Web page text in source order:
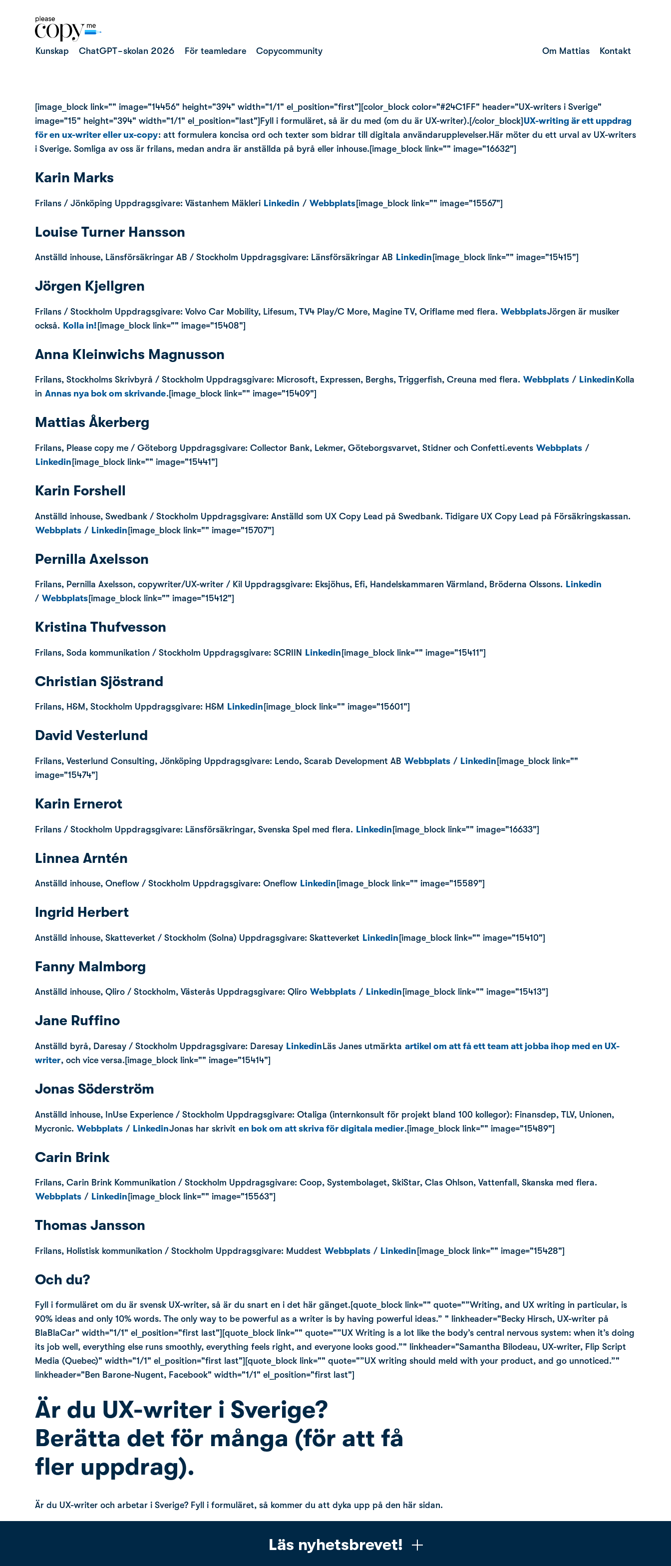
Kunskap ChatGPT-skolan 2026 För teamledare Copycommunity Om Mattias Kontakt
[image_block link="" image="14456" height="394" width="1/1" el_position="first"][color_block color="#24C1FF" header="UX-writers i Sverige"
image="15" height="394" width="1/1" el_position="last"]Fyll i formuläret, så är du med (om du är UX-writer).[/color_block] UX-writing är ett uppdrag
för en ux-writer eller ux-copy: att formulera koncisa ord och texter som bidrar till digitala användarupplevelser.Här möter du ett urval av UX-writers
i Sverige. Somliga av oss är frilans, medan andra är anställda på byrå eller inhouse.[image_block link="" image="16632"]
Karin Marks
Frilans / Jönköping Uppdragsgivare: Västanhem Mäkleri Linkedin / Webbplats[image_block link="" image="15567"]
Louise Turner Hansson
Anställd inhouse, Länsförsäkringar AB / Stockholm Uppdragsgivare: Länsförsäkringar AB Linkedin [image_block link="" image="15415"]
Jörgen Kjellgren
Frilans / Stockholm Uppdragsgivare: Volvo Car Mobility, Lifesum, TV4 Play/C More, Magine TV, Oriflame med flera. WebbplatsJörgen är musiker
också. Kolla in![image_block link="" image="15408"]
Anna Kleinwichs Magnusson
Frilans, Stockholms Skrivbyrå / Stockholm Uppdragsgivare: Microsoft, Expressen, Berghs, Triggerfish, Creuna med flera. Webbplats / Linkedin Kolla
in Annas nya bok om skrivande.[image_block link="" image="15409"]
Mattias Åkerberg
Frilans, Please copy me / Göteborg Uppdragsgivare: Collector Bank, Lekmer, Göteborgsvarvet, Stidner och Confetti.events Webbplats /
Linkedin[image_block link="" image="15441"]
Karin Forshell
Anställd inhouse, Swedbank / Stockholm Uppdragsgivare: Anställd som UX Copy Lead på Swedbank. Tidigare UX Copy Lead på Försäkringskassan.
Webbplats / Linkedin[image_block link="" image="15707"]
Pernilla Axelsson
Frilans, Pernilla Axelsson, copywriter/UX-writer / Kil Uppdragsgivare: Eksjöhus, Efi, Handelskammaren Värmland, Bröderna Olssons. Linkedin
/ Webbplats [image_block link="" image="15412"]
Kristina Thufvesson
Frilans, Soda kommunikation / Stockholm Uppdragsgivare: SCRIIN Linkedin[image_block link="" image="15411"]
Christian Sjöstrand
Frilans, H&M, Stockholm Uppdragsgivare: H&M Linkedin [image_block link="" image="15601"]
David Vesterlund
Frilans, Vesterlund Consulting, Jönköping Uppdragsgivare: Lendo, Scarab Development AB Webbplats / Linkedin[image_block link=""
image="15474"]
Karin Ernerot
Frilans / Stockholm Uppdragsgivare: Länsförsäkringar, Svenska Spel med flera. Linkedin[image_block link="" image="16633"]
Linnea Arntén
Anställd inhouse, Oneflow / Stockholm Uppdragsgivare: Oneflow Linkedin [image_block link="" image="15589"]
Ingrid Herbert
Anställd inhouse, Skatteverket / Stockholm (Solna) Uppdragsgivare: Skatteverket Linkedin[image_block link="" image="15410"]
Fanny Malmborg
Anställd inhouse, Qliro / Stockholm, Västerås Uppdragsgivare: Qliro Webbplats / Linkedin [image_block link="" image="15413"]
Jane Ruffino
Anställd byrå, Daresay / Stockholm Uppdragsgivare: Daresay LinkedinLäs Janes utmärkta artikel om att få ett team att jobba ihop med en UX-
writer, och vice versa.[image_block link="" image="15414"]
Jonas Söderström
Anställd inhouse, InUse Experience / Stockholm Uppdragsgivare: Otaliga (internkonsult för projekt bland 100 kollegor): Finansdep, TLV, Unionen,
Mycronic. Webbplats / LinkedinJonas har skrivit en bok om att skriva för digitala medier.[image_block link="" image="15489"]
Carin Brink
Frilans, Carin Brink Kommunikation / Stockholm Uppdragsgivare: Coop, Systembolaget, SkiStar, Clas Ohlson, Vattenfall, Skanska med flera.
Webbplats / Linkedin [image_block link="" image="15563"]
Thomas Jansson
Frilans, Holistisk kommunikation / Stockholm Uppdragsgivare: Muddest Webbplats / Linkedin[image_block link="" image="15428"]
Och du?
Fyll i formuläret om du är svensk UX-writer, så är du snart en i det här gänget.[quote_block link="" quote="”Writing, and UX writing in particular, is
90% ideas and only 10% words. The only way to be powerful as a writer is by having powerful ideas.” " linkheader="Becky Hirsch, UX-writer på
BlaBlaCar" width="1/1" el_position="first last"][quote_block link="" quote="”UX Writing is a lot like the body’s central nervous system: when it’s doing
its job well, everything else runs smoothly, everything feels right, and everyone looks good.”" linkheader="Samantha Bilodeau, UX-writer, Flip Script
Media (Quebec)" width="1/1" el_position="first last"][quote_block link="" quote="”UX writing should meld with your product, and go unnoticed.”"
linkheader="Ben Barone-Nugent, Facebook" width="1/1" el_position="first last"]
Är du UX-writer i Sverige?
Berätta det för många (för att få
fler uppdrag).
Är du UX-writer och arbetar i Sverige? Fyll i formuläret, så kommer du att dyka upp på den här sidan.
Läs nyhetsbrevet!